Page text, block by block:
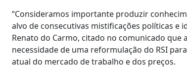
“Consideramos importante produzir
alvo de consecutivas mistificações políticas e
Renato do Carmo, citado no comunicado que
necessidade de uma reformulação do RSI
atual do mercado de trabalho e dos preços.